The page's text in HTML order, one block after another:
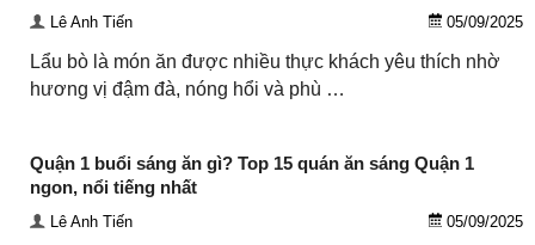
Lê Anh Tiến 05/09/2025
Lẩu bò là món ăn được nhiều thực khách yêu thích nhờ
hương vị đậm đà, nóng hổi và phù …
Quận 1 buổi sáng ăn gì? Top 15 quán ăn sáng Quận 1
ngon, nổi tiếng nhất
Lê Anh Tiến 05/09/2025